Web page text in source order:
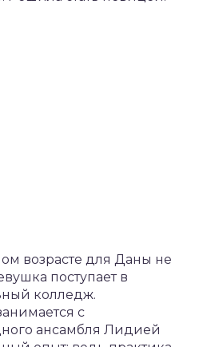
возрасте для Даны не
поступает в
колледж.
с
ансамбля Лидией